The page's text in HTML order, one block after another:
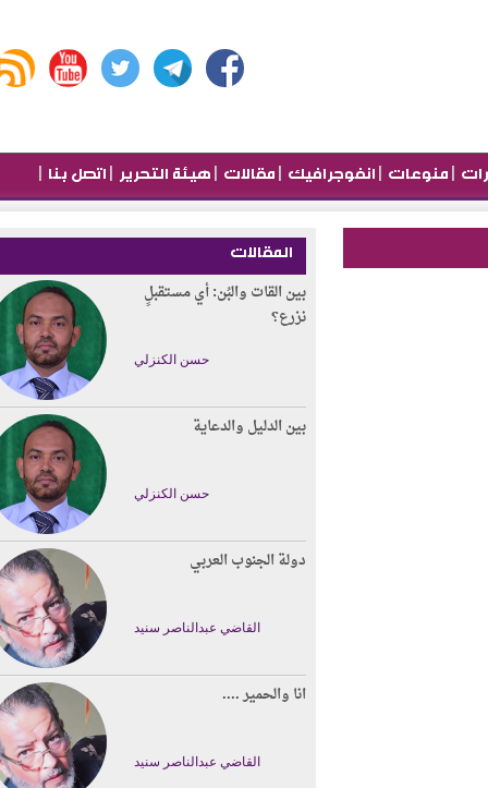
| منوعات|انفوجرافيك|مقالات | هيئة التحرير|اتصل بنا |
المقالات
بين القات والبُن: أي مستقبلٍ
نزرع؟
حسن الكنزلي
بين الدليل والدعاية
حسن الكنزلي
دولة الجنوب العربي
القاضي عبدالناصر سنيد
انا والحمير ....
القاضي عبدالناصر سنيد